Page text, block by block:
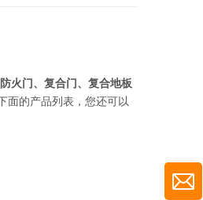
防火门、复合门、复合地板
面的产品列表，您还可以